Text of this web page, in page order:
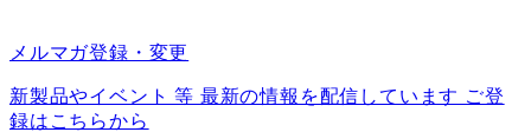
メルマガ登録・変更
新製品やイベント 等 最新の情報を配信しています ご登
録はこちらから